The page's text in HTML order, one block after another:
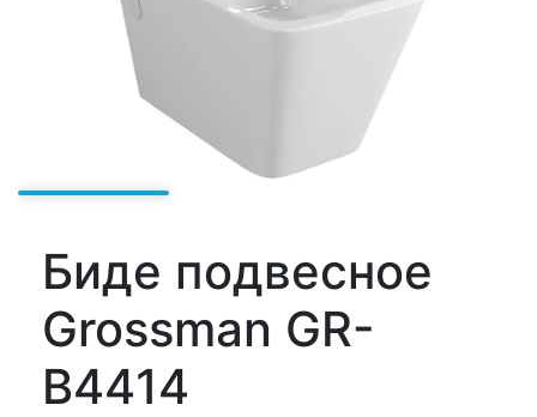
Биде подвесное
Grossman GR-
B4414